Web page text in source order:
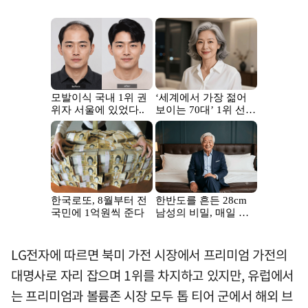
LG전자에 따르면 북미 가전 시장에서 프리미엄 가전의
대명사로 자리 잡으며 1위를 차지하고 있지만, 유럽에서
는 프리미엄과 볼륨존 시장 모두 톱 티어 군에서 해외 브